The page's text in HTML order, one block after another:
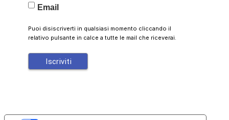
Email
Puoi disiscriverti in qualsiasi momento cliccando il
relativo pulsante in calce a tutte le mail che riceverai.